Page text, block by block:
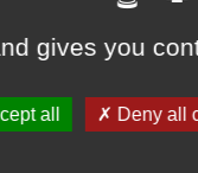
gives you
all Deny all